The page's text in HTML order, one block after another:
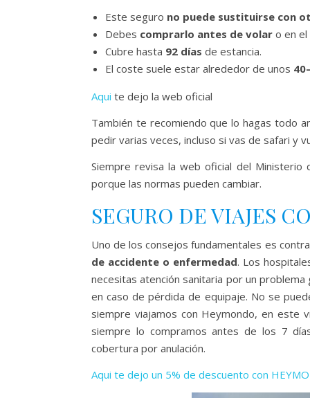
Este seguro no puede sustituirse con
Debes comprarlo antes de volar o en
Cubre hasta 92 días de estancia.
El coste suele estar alrededor de unos
Aqui te dejo la web oficial
También te recomiendo que lo hagas todo
pedir varias veces, incluso si vas de safari y
Siempre revisa la web oficial del
porque las normas pueden cambiar.
SEGURO DE VIAJES
Uno de los consejos fundamentales es
de accidente o enfermedad. Los
necesitas atención sanitaria por un
en caso de pérdida de equipaje. No se
siempre viajamos con Heymondo, en este
siempre lo compramos antes de los 7
cobertura por anulación.
Aqui te dejo un 5% de descuento con